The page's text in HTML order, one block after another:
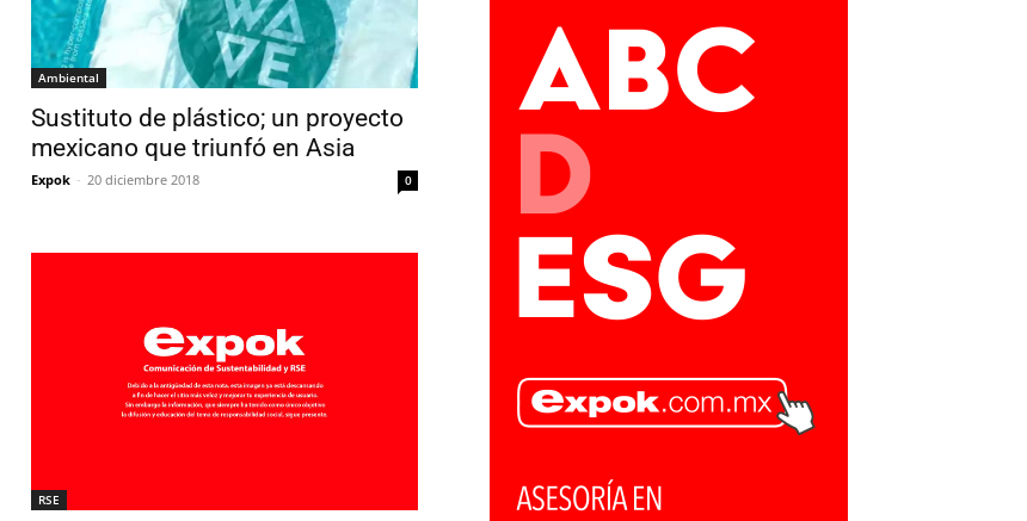
Ambiental
Sustituto de plástico; un proyecto
mexicano que triunfó en Asia
Expok - 20 diciembre 2018 0
RSE